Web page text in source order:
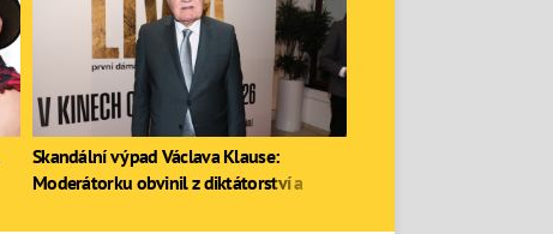
Skandální výpad Václava Klause:
Moderátorku obvinil z diktátorství a